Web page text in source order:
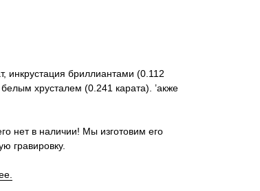
инкрустация бриллиантами (0.112
хрусталем (0.241 карата). ’акже
нет в наличии! Мы изготовим его
гравировку.